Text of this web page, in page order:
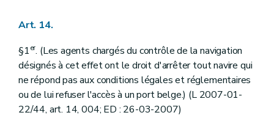
Art. 14.
§1er. (Les agents chargés du contrôle de la navigation
désignés à cet effet ont le droit d'arrêter tout navire qui
ne répond pas aux conditions légales et réglementaires
ou de lui refuser l'accès à un port belge.) (L 2007-01-
22/44, art. 14, 004; ED : 26-03-2007)